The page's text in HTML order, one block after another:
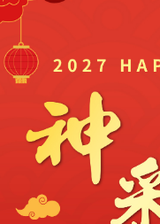
中南部出發
國內旅遊
ENGLISH WEB